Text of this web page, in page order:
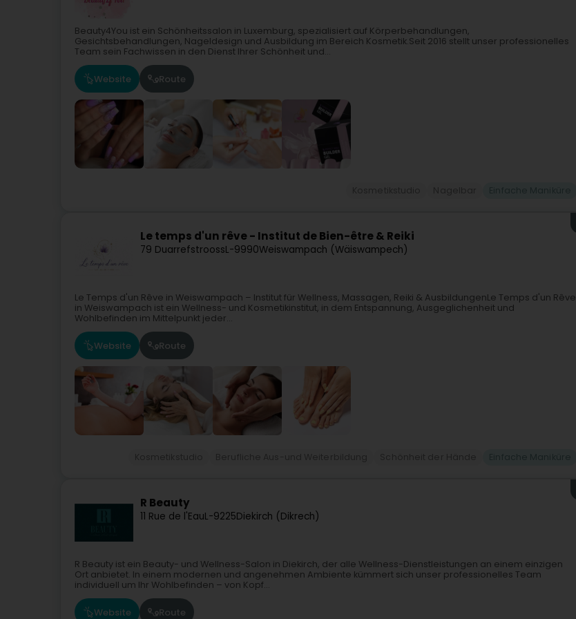
Beauty4You ist ein Schönheitssalon in Luxemburg, spezialisiert auf Körperbehandlungen,
Gesichtsbehandlungen, Nageldesign und Ausbildung im Bereich Kosmetik.Seit 2016 stellt unser professionelles
Team sein Fachwissen in den Dienst Ihrer Schönheit und...
Website Route
Le temps d'un rêve - Institut de Bien-être & Reiki
79 DuarrefstroossL-9990Weiswampach (Wäiswampech)
Le Temps d'un Rêve in Weiswampach – Institut für Wellness, Massagen, Reiki & AusbildungenLe Temps d'un Rêve
in Weiswampach ist ein Wellness- und Kosmetikinstitut, in dem Entspannung, Ausgeglichenheit und
Wohlbefinden im Mittelpunkt jeder...
Website Route
R Beauty
11 Rue de l'EauL-9225Diekirch (Dikrech)
R Beauty ist ein Beauty- und Wellness-Salon in Diekirch, der alle Wellness-Dienstleistungen an einem einzigen
Ort anbietet. In einem modernen und angenehmen Ambiente kümmert sich unser professionelles Team
individuell um Ihr Wohlbefinden – von Kopf...
Website Route